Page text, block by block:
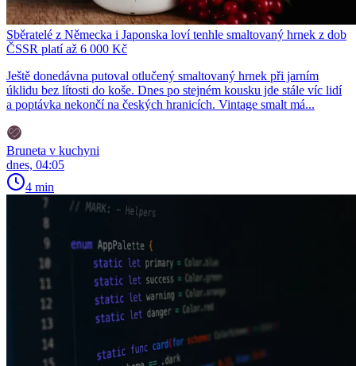
Sběratelé z Německa i Japonska loví tenhle smaltovaný hrnek z dob
ČSSR platí až 6 000 Kč
Ještě donedávna putoval otlučený smaltovaný hrnek při jarním
úklidu bez lítosti do koše. Dnes po stejném kousku jde stále víc lidí
a poptávka nekončí na českých hranicích. Vintage smalt má...
Bruneta v kuchyni
dnes, 04:05
4 min